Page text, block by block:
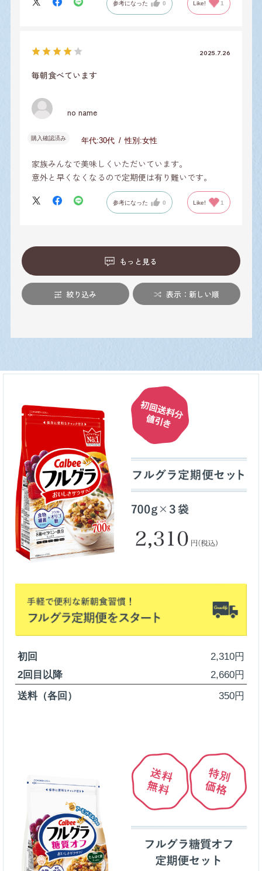
参考になった 0 Like! 1
2025.7.26
毎朝食べています
no name
購入確認済み 年代:30代 性別:女性
家族みんなで美味しくいただいています。
意外と早くなくなるので定期便は有り難いです。
参考になった 0 Like! 1
もっと見る
絞り込み 表示：新しい順
初回
2,310円
2回目以降
2,660円
送料（各回）
350円